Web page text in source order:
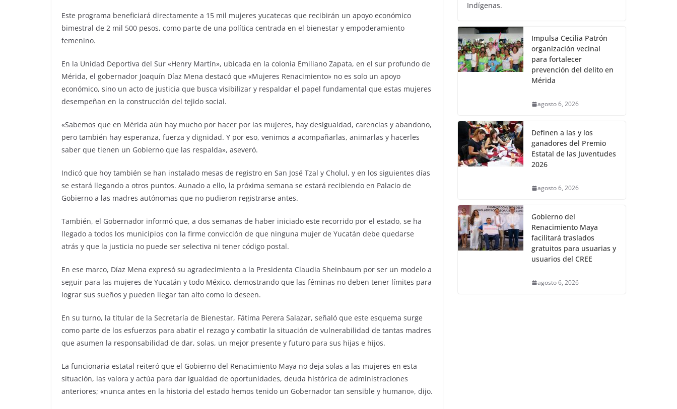
Este programa beneficiará directamente a 15 mil mujeres yucatecas que recibirán un apoyo económico
bimestral de 2 mil 500 pesos, como parte de una política centrada en el bienestar y empoderamiento
femenino.
En la Unidad Deportiva del Sur «Henry Martín», ubicada en la colonia Emiliano Zapata, en el sur profundo de
Mérida, el gobernador Joaquín Díaz Mena destacó que «Mujeres Renacimiento» no es solo un apoyo
económico, sino un acto de justicia que busca visibilizar y respaldar el papel fundamental que estas mujeres
desempeñan en la construcción del tejido social.
«Sabemos que en Mérida aún hay mucho por hacer por las mujeres, hay desigualdad, carencias y abandono,
pero también hay esperanza, fuerza y dignidad. Y por eso, venimos a acompañarlas, animarlas y hacerles
saber que tienen un Gobierno que las respalda», aseveró.
Indicó que hoy también se han instalado mesas de registro en San José Tzal y Cholul, y en los siguientes días
se estará llegando a otros puntos. Aunado a ello, la próxima semana se estará recibiendo en Palacio de
Gobierno a las madres autónomas que no pudieron registrarse antes.
También, el Gobernador informó que, a dos semanas de haber iniciado este recorrido por el estado, se ha
llegado a todos los municipios con la firme convicción de que ninguna mujer de Yucatán debe quedarse
atrás y que la justicia no puede ser selectiva ni tener código postal.
En ese marco, Díaz Mena expresó su agradecimiento a la Presidenta Claudia Sheinbaum por ser un modelo a
seguir para las mujeres de Yucatán y todo México, demostrando que las féminas no deben tener límites para
lograr sus sueños y pueden llegar tan alto como lo deseen.
En su turno, la titular de la Secretaría de Bienestar, Fátima Perera Salazar, señaló que este esquema surge
como parte de los esfuerzos para abatir el rezago y combatir la situación de vulnerabilidad de tantas madres
que asumen la responsabilidad de dar, solas, un mejor presente y futuro para sus hijas e hijos.
La funcionaria estatal reiteró que el Gobierno del Renacimiento Maya no deja solas a las mujeres en esta
situación, las valora y actúa para dar igualdad de oportunidades, deuda histórica de administraciones
anteriores; «nunca antes en la historia del estado hemos tenido un Gobernador tan sensible y humano», dijo.
Indígenas.
Impulsa Cecilia Patrón
organización vecinal
para fortalecer
prevención del delito en
Mérida
agosto 6, 2026
Definen a las y los
ganadores del Premio
Estatal de las Juventudes
2026
agosto 6, 2026
Gobierno del
Renacimiento Maya
facilitará traslados
gratuitos para usuarias y
usuarios del CREE
agosto 6, 2026